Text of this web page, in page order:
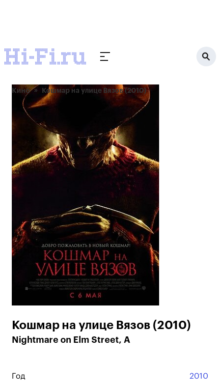
Кино Кошмар на улице Вязов (2010)
Кошмар на улице Вязов (2010)
Nightmare on Elm Street, A
Год 2010